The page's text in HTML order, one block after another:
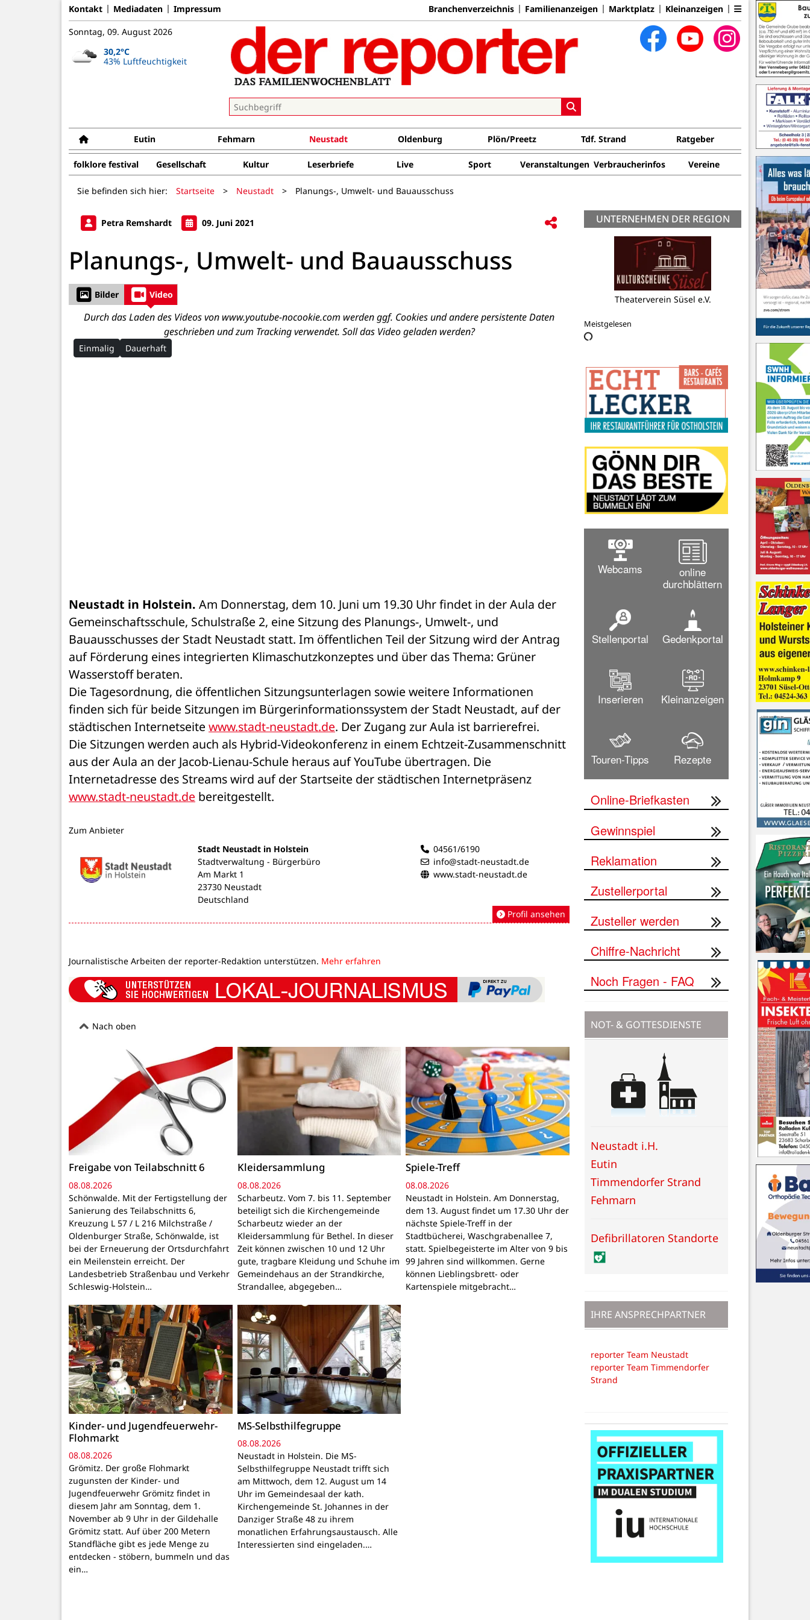
Kontakt Mediadaten Impressum Branchenverzeichnis Familienanzeigen Marktplatz Kleinanzeigen
Sonntag, 09. August 2026
30,2°C
43% Luftfeuchtigkeit
Eutin Fehmarn Neustadt Oldenburg Plön/Preetz Tdf. Strand Ratgeber
folklore festival Gesellschaft Kultur Leserbriefe Live Sport Veranstaltungen Verbraucherinfos Vereine
Sie befinden sich hier: Startseite > Neustadt > Planungs-, Umwelt- und Bauausschuss
Petra Remshardt 09. Juni 2021
Planungs-, Umwelt- und Bauausschuss
Bilder Video
Durch das Laden des Videos von www.youtube-nocookie.com werden ggf. Cookies und andere persistente Daten
geschrieben und zum Tracking verwendet. Soll das Video geladen werden?
Einmalig Dauerhaft
Neustadt in Holstein. Am Donnerstag, dem 10. Juni um 19.30 Uhr findet in der Aula der
Gemeinschaftsschule, Schulstraße 2, eine Sitzung des Planungs-, Umwelt-, und
Bauausschusses der Stadt Neustadt statt. Im öffentlichen Teil der Sitzung wird der Antrag
auf Förderung eines integrierten Klimaschutzkonzeptes und über das Thema: Grüner
Wasserstoff beraten.
Die Tagesordnung, die öffentlichen Sitzungsunterlagen sowie weitere Informationen
finden sich für beide Sitzungen im Bürgerinformationssystem der Stadt Neustadt, auf der
städtischen Internetseite www.stadt-neustadt.de. Der Zugang zur Aula ist barrierefrei.
Die Sitzungen werden auch als Hybrid-Videokonferenz in einem Echtzeit-Zusammenschnitt
aus der Aula an der Jacob-Lienau-Schule heraus auf YouTube übertragen. Die
www.stadt-neustadt.de bereitgestellt.
Zum Anbieter
Stadt Neustadt in Holstein
Stadtverwaltung - Bürgerbüro
Am Markt 1
23730 Neustadt
Deutschland
04561/6190
info@stadt-neustadt.de
www.stadt-neustadt.de
Profil ansehen
Journalistische Arbeiten der reporter-Redaktion unterstützen. Mehr erfahren
Nach oben
Freigabe von Teilabschnitt 6
08.08.2026
Schönwalde. Mit der Fertigstellung der
Sanierung des Teilabschnitts 6,
Kreuzung L 57 / L 216 Milchstraße /
Oldenburger Straße, Schönwalde, ist
bei der Erneuerung der Ortsdurchfahrt
ein Meilenstein erreicht. Der
Landesbetrieb Straßenbau und Verkehr
Schleswig-Holstein…
Kleidersammlung
08.08.2026
Scharbeutz. Vom 7. bis 11. September
beteiligt sich die Kirchengemeinde
Scharbeutz wieder an der
Kleidersammlung für Bethel. In dieser
Zeit können zwischen 10 und 12 Uhr
gute, tragbare Kleidung und Schuhe im
Gemeindehaus an der Strandkirche,
Strandallee, abgegeben…
Spiele-Treff
08.08.2026
Neustadt in Holstein. Am Donnerstag,
dem 13. August findet um 17.30 Uhr der
nächste Spiele-Treff in der
Stadtbücherei, Waschgrabenallee 7,
statt. Spielbegeisterte im Alter von 9 bis
99 Jahren sind willkommen. Gerne
können Lieblingsbrett- oder
Kartenspiele mitgebracht…
Kinder- und Jugendfeuerwehr-
Flohmarkt
08.08.2026
Grömitz. Der große Flohmarkt
zugunsten der Kinder- und
Jugendfeuerwehr Grömitz findet in
diesem Jahr am Sonntag, dem 1.
November ab 9 Uhr in der Gildehalle
Grömitz statt. Auf über 200 Metern
Standfläche gibt es jede Menge zu
entdecken - stöbern, bummeln und das
ein…
MS-Selbsthilfegruppe
08.08.2026
Neustadt in Holstein. Die MS-
Selbsthilfegruppe Neustadt trifft sich
am Mittwoch, dem 12. August um 14
Uhr im Gemeindesaal der kath.
Kirchengemeinde St. Johannes in der
Danziger Straße 48 zu ihrem
monatlichen Erfahrungsaustausch. Alle
Interessierten sind eingeladen.…
UNTERNEHMEN DER REGION
Grömitzer Welle
Meistgelesen
Webcams
online
durchblättern
Stellenportal Gedenkportal
Inserieren Kleinanzeigen
Touren-Tipps Rezepte
Online-Briefkasten
Gewinnspiel
Reklamation
Zustellerportal
Zusteller werden
Chiffre-Nachricht
Noch Fragen - FAQ
NOT- & GOTTESDIENSTE
Neustadt i.H.
Eutin
Timmendorfer Strand
Fehmarn
Defibrillatoren Standorte
IHRE ANSPRECHPARTNER
reporter Team Neustadt
reporter Team Timmendorfer
Strand